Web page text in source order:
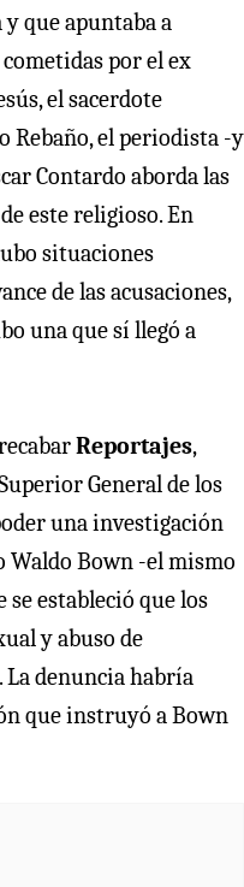
que apuntaba a
por el ex
el sacerdote
Rebaño, el periodista -y
Contardo aborda las
este religioso. En
situaciones
de las acusaciones,
una que sí llegó a
Reportajes,
General de los
una investigación
Waldo Bown -el mismo
se estableció que los
y abuso de
denuncia habría
que instruyó a Bown